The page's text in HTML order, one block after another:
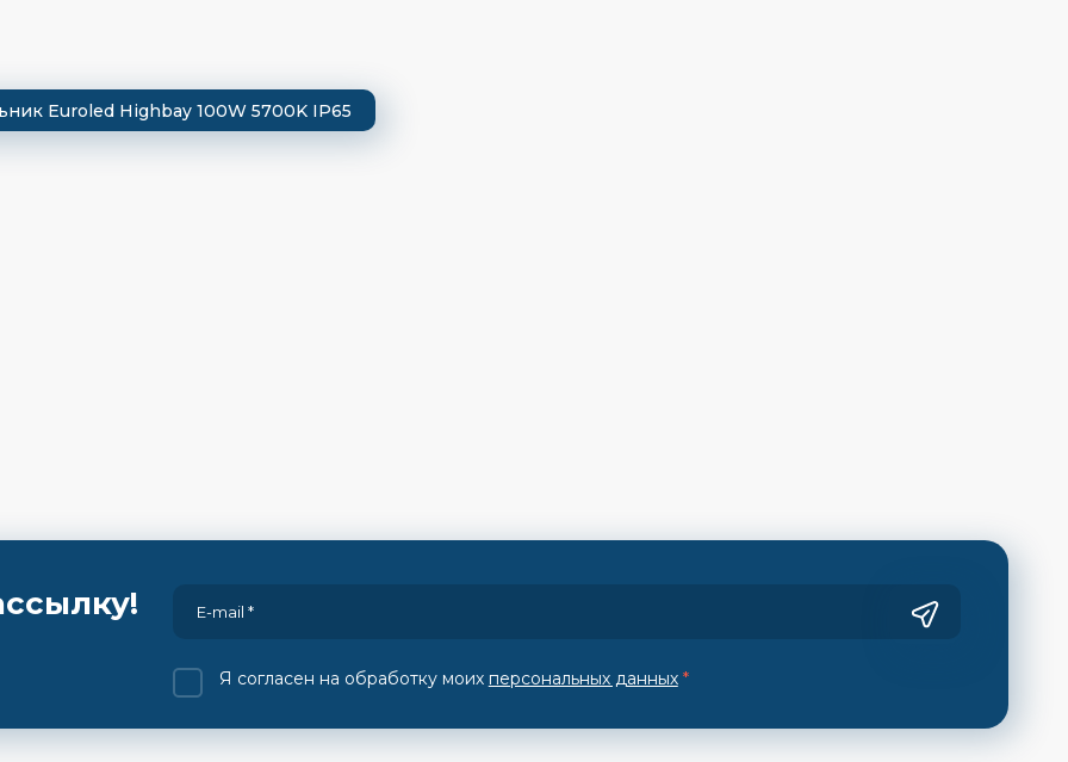
Euroled Highbay 100W 5700K IP65
Я согласен на обработку моих персональных данных *